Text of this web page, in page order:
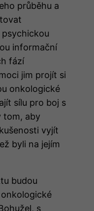
průběhu a
informační
fází
jim projít si
onkologické
sílu pro boj s
tom, aby
vyjít
byli na jejím
budou
s